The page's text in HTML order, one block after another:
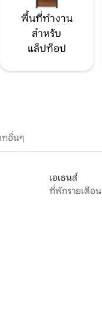
พื้นที่ทำงาน
สำหรับ
แล็ปท็อป
ทอื่นๆ
เอเธนส์
ที่พักรายเดือน